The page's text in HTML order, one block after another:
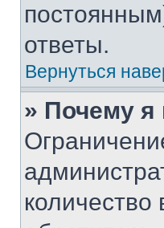
ответы.
Вернуться
» Почему я